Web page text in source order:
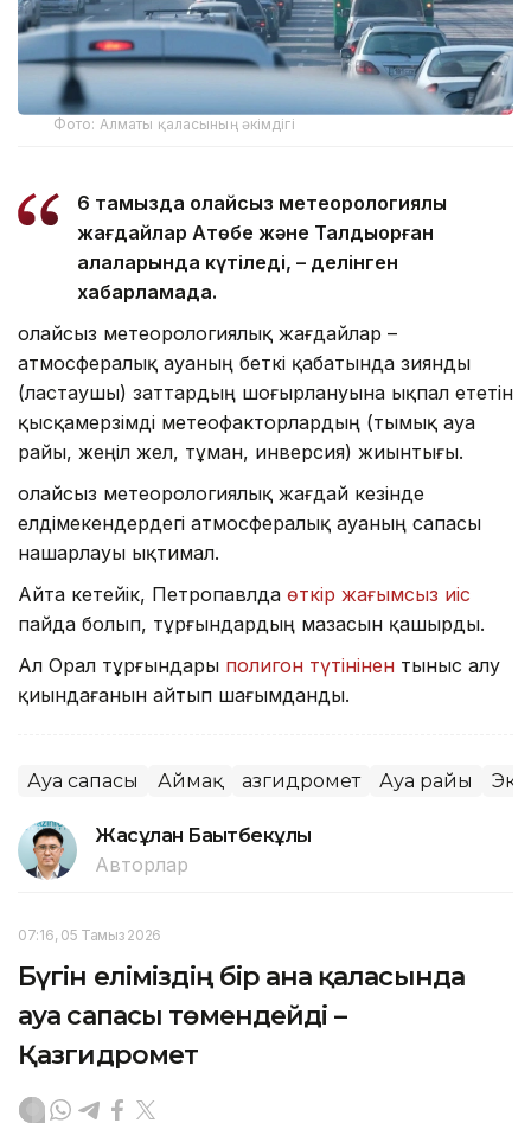
Фото: Алматы қаласының әкімдігі
6 тамызда қолайсыз метеорологиялық
жағдайлар Ақтөбе және Талдықорған
қалаларында күтіледі, – делінген
хабарламада.
Қолайсыз метеорологиялық жағдайлар –
атмосфералық ауаның беткі қабатында зиянды
(ластаушы) заттардың шоғырлануына ықпал ететін
қысқамерзімді метеофакторлардың (тымық ауа
райы, жеңіл жел, тұман, инверсия) жиынтығы.
Қолайсыз метеорологиялық жағдай кезінде
елдімекендердегі атмосфералық ауаның сапасы
нашарлауы ықтимал.
Айта кетейік, Петропавлда өткір жағымсыз иіс
пайда болып, тұрғындардың мазасын қашырды.
Ал Орал тұрғындары полигон түтінінен тыныс алу
қиындағанын айтып шағымданды.
Ауа сапасы Аймақ Қазгидромет Ауа райы
Жасұлан Бақытбекұлы
Авторлар
07:16, 05 Тамыз 2026
Бүгін еліміздің бір ғана қаласында
ауа сапасы төмендейді –
Қазгидромет